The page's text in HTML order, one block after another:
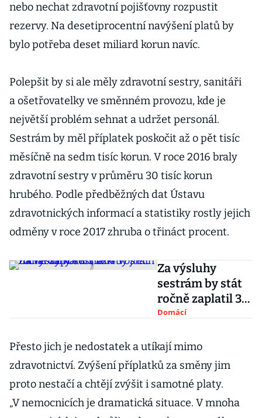
nebo nechat zdravotní pojišťovny rozpustit
rezervy. Na desetiprocentní navýšení platů by
bylo potřeba deset miliard korun navíc.
Polepšit by si ale měly zdravotní sestry, sanitáři
a ošetřovatelky ve směnném provozu, kde je
největší problém sehnat a udržet personál.
Sestrám by měl příplatek poskočit až o pět tisíc
měsíčně na sedm tisíc korun. V roce 2016 braly
zdravotní sestry v průměru 30 tisíc korun
hrubého. Podle předběžných dat Ústavu
zdravotnických informací a statistiky rostly jejich
odměny v roce 2017 zhruba o třináct procent.
Za výsluhy
sestrám by stát
ročně zaplatil 3
až 4 miliardy
Vojtěch
Domácí
Přesto jich je nedostatek a utíkají mimo
zdravotnictví. Zvýšení příplatků za směny jim
proto nestačí a chtějí zvýšit i samotné platy.
„V nemocnicích je dramatická situace. V mnoha